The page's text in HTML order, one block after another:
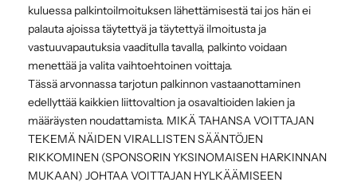
kuluessa palkintoilmoituksen lähettämisestä tai jos hän ei
palauta ajoissa täytettyä ja täytettyä ilmoitusta ja
vastuuvapautuksia vaaditulla tavalla, palkinto voidaan
menettää ja valita vaihtoehtoinen voittaja.
Tässä arvonnassa tarjotun palkinnon vastaanottaminen
edellyttää kaikkien liittovaltion ja osavaltioiden lakien ja
määräysten noudattamista. MIKÄ TAHANSA VOITTAJAN
TEKEMÄ NÄIDEN VIRALLISTEN SÄÄNTÖJEN
RIKKOMINEN (SPONSORIN YKSINOMAISEN HARKINNAN
MUKAAN) JOHTAA VOITTAJAN HYLKÄÄMISEEN